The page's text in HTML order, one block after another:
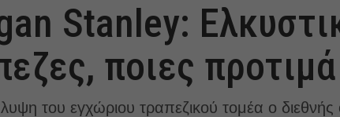
Stanley:
ποιες προτιμά
του εγχώριου τραπεζικού τομέα ο